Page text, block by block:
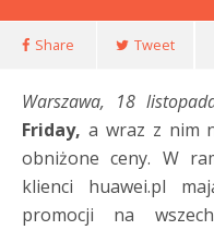
Share Tweet
Warszawa, 18
Friday, a wraz z nim
obniżone ceny. W
klienci huawei.pl
promocji na